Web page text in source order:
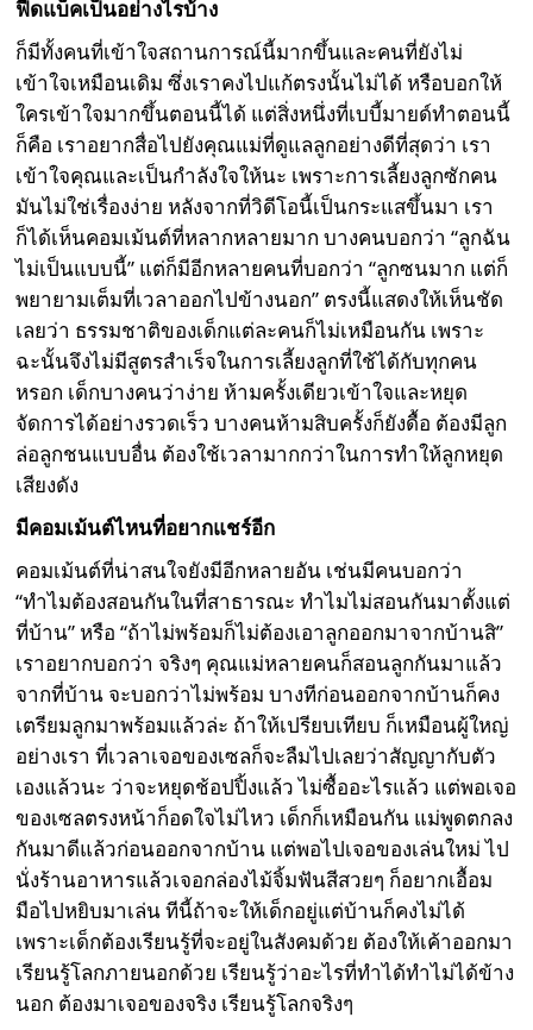
ฟีดแบ็คเป็นอย่างไรบ้าง
ก็มีทั้งคนที่เข้าใจสถานการณ์นี้มากขึ้นและคนที่ยังไม่
เข้าใจเหมือนเดิม ซึ่งเราคงไปแก้ตรงนั้นไม่ได้ หรือบอกให้
ใครเข้าใจมากขึ้นตอนนี้ได้ แต่สิ่งหนึ่งที่เบบี้มายด์ทำตอนนี้
ก็คือ เราอยากสื่อไปยังคุณแม่ที่ดูแลลูกอย่างดีที่สุดว่า เรา
เข้าใจคุณและเป็นกำลังใจให้นะ เพราะการเลี้ยงลูกซักคน
มันไม่ใช่เรื่องง่าย หลังจากที่วิดีโอนี้เป็นกระแสขึ้นมา เรา
ก็ได้เห็นคอมเม้นต์ที่หลากหลายมาก บางคนบอกว่า “ลูกฉัน
ไม่เป็นแบบนี้” แต่ก็มีอีกหลายคนที่บอกว่า “ลูกซนมาก แต่ก็
พยายามเต็มที่เวลาออกไปข้างนอก” ตรงนี้แสดงให้เห็นชัด
เลยว่า ธรรมชาติของเด็กแต่ละคนก็ไม่เหมือนกัน เพราะ
ฉะนั้นจึงไม่มีสูตรสำเร็จในการเลี้ยงลูกที่ใช้ได้กับทุกคน
หรอก เด็กบางคนว่าง่าย ห้ามครั้งเดียวเข้าใจและหยุด
จัดการได้อย่างรวดเร็ว บางคนห้ามสิบครั้งก็ยังดื้อ ต้องมีลูก
ล่อลูกชนแบบอื่น ต้องใช้เวลามากกว่าในการทำให้ลูกหยุด
เสียงดัง
มีคอมเม้นต์ไหนที่อยากแชร์อีก
คอมเม้นต์ที่น่าสนใจยังมีอีกหลายอัน เช่นมีคนบอกว่า
“ทำไมต้องสอนกันในที่สาธารณะ ทำไมไม่สอนกันมาตั้งแต่
ที่บ้าน” หรือ “ถ้าไม่พร้อมก็ไม่ต้องเอาลูกออกมาจากบ้านสิ”
เราอยากบอกว่า จริงๆ คุณแม่หลายคนก็สอนลูกกันมาแล้ว
จากที่บ้าน จะบอกว่าไม่พร้อม บางทีก่อนออกจากบ้านก็คง
เตรียมลูกมาพร้อมแล้วล่ะ ถ้าให้เปรียบเทียบ ก็เหมือนผู้ใหญ่
อย่างเรา ที่เวลาเจอของเซลก็จะลืมไปเลยว่าสัญญากับตัว
เองแล้วนะ ว่าจะหยุดช้อปปิ้งแล้ว ไม่ซื้ออะไรแล้ว แต่พอเจอ
ของเซลตรงหน้าก็อดใจไม่ไหว เด็กก็เหมือนกัน แม่พูดตกลง
กันมาดีแล้วก่อนออกจากบ้าน แต่พอไปเจอของเล่นใหม่ ไป
นั่งร้านอาหารแล้วเจอกล่องไม้จิ้มฟันสีสวยๆ ก็อยากเอื้อม
มือไปหยิบมาเล่น ทีนี้ถ้าจะให้เด็กอยู่แต่บ้านก็คงไม่ได้
เพราะเด็กต้องเรียนรู้ที่จะอยู่ในสังคมด้วย ต้องให้เค้าออกมา
เรียนรู้โลกภายนอกด้วย เรียนรู้ว่าอะไรที่ทำได้ทำไม่ได้ข้าง
นอก ต้องมาเจอของจริง เรียนรู้โลกจริงๆ